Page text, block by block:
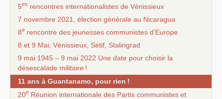
5es rencontres internationalistes de Vénissieux
7 novembre 2021, élection générale au Nicaragua
8e rencontre des jeunesses communistes d’Europe
8 et 9 Mai, Vénissieux, Sétif, Stalingrad
9 mai 1945 – 9 mai 2022 Une date pour choisir la
désescalade militaire !
11 ans à Guantanamo, pour rien !
20e Réunion internationale des Partis communistes et